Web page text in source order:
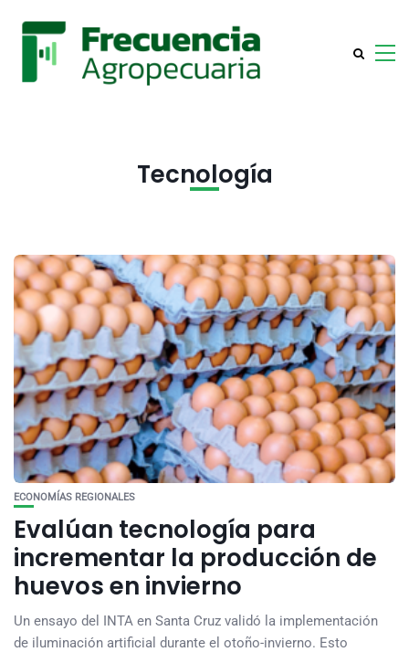
Tecnología
ECONOMÍAS REGIONALES
Evalúan tecnología para
incrementar la producción de
huevos en invierno
Un ensayo del INTA en Santa Cruz validó la implementación
de iluminación artificial durante el otoño-invierno. Esto